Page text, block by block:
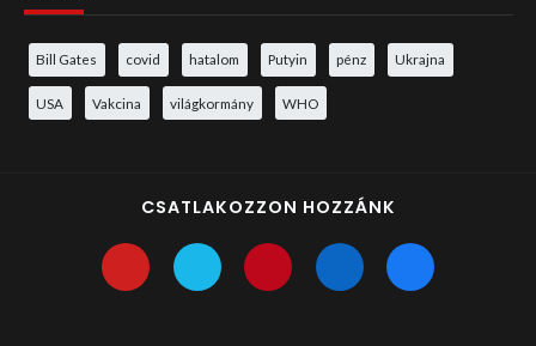
Bill Gates covid hatalom Putyin pénz Ukrajna
USA Vakcina világkormány WHO
CSATLAKOZZON HOZZÁNK